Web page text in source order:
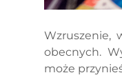
Wzruszenie,
obecnych.
może